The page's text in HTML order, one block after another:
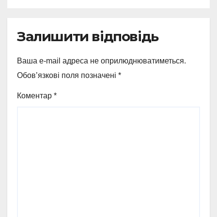
Залишити відповідь
Ваша e-mail адреса не оприлюднюватиметься.
Обов’язкові поля позначені *
Коментар *